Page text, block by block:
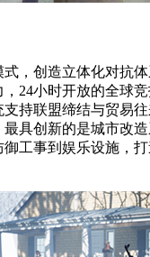
，创造立体化对抗
24小时开放的全球
持联盟缔结与贸易
具创新的是城市改
工事到娱乐设施，